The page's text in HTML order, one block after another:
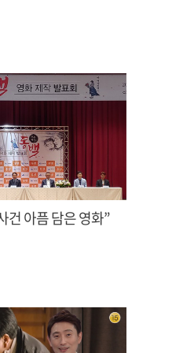
건 아픔 담은 영화”